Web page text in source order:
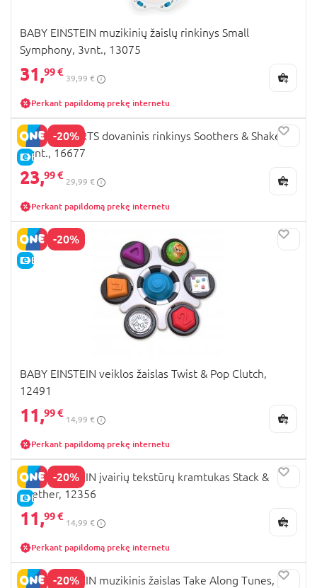
BABY EINSTEIN muzikinių žaislų rinkinys Small
Symphony, 3vnt., 13075
31,99 €
39,99 €
Perkant papildomą prekę internetu
-20%
E-KAINA
BRIGHT STARTS dovaninis rinkinys Soothers & Shakers,
5 vnt., 16677
23,99 €
29,99 €
Perkant papildomą prekę internetu
-20%
E-KAINA
BABY EINSTEIN veiklos žaislas Twist & Pop Clutch,
12491
11,99 €
14,99 €
Perkant papildomą prekę internetu
-20%
E-KAINA
BABY EINSTEIN įvairių tekstūrų kramtukas Stack &
Teether, 12356
11,99 €
14,99 €
Perkant papildomą prekę internetu
-20%
BABY EINSTEIN muzikinis žaislas Take Along Tunes,